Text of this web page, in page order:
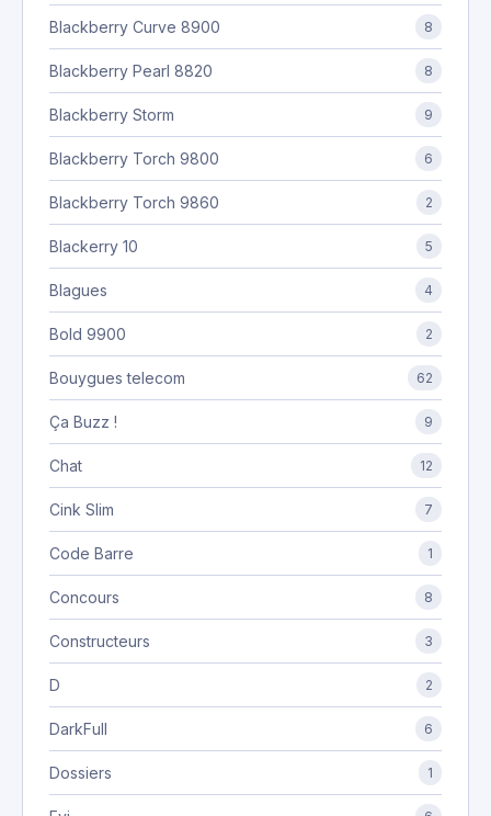
Blackberry Curve 8900 8
Blackberry Pearl 8820 8
Blackberry Storm 9
Blackberry Torch 9800 6
Blackberry Torch 9860 2
Blackerry 10 5
Blagues 4
Bold 9900 2
Bouygues telecom 62
Ça Buzz ! 9
Chat 12
Cink Slim 7
Code Barre 1
Concours 8
Constructeurs 3
D 2
DarkFull 6
Dossiers 1